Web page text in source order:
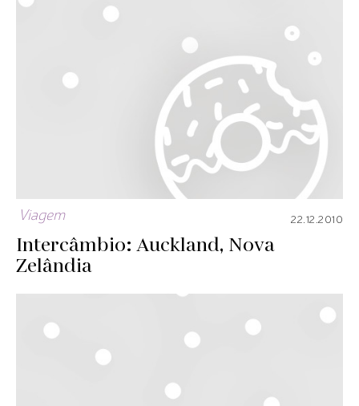
Viagem 22.12.2010
Intercâmbio: Auckland, Nova
Zelândia